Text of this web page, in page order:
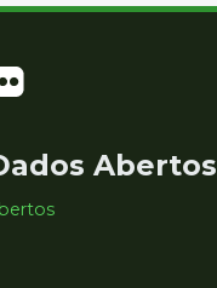
Abertos